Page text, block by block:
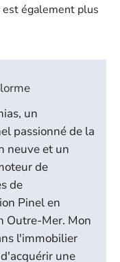
est également plus
un
passionné de la
neuve et un
de
de
Pinel en
Outre-Mer. Mon
l'immobilier
une